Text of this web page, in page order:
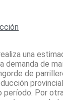
una
demanda de
de
período. Por